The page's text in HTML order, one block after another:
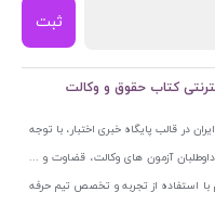
ثبت
کتاب حقوق و وکالت
در قالب پایگاه خبری اختبار، با توجه
آزمون های وکالت، قضاوت و ...
با استفاده از تجربه و تخصص تیم حرفه